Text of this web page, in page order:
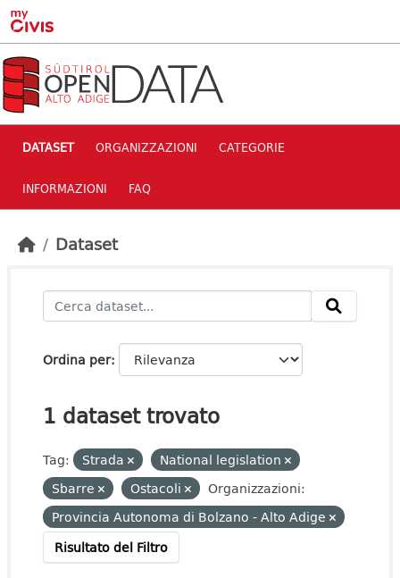
Skip to main content
DATASET ORGANIZZAZIONI CATEGORIE
INFORMAZIONI FAQ
Dataset
Ordina per
1 dataset trovato
Tag: Strada
National legislation
Sbarre
Ostacoli
Organizzazioni:
Provincia Autonoma di Bolzano - Alto Adige
Risultato del Filtro